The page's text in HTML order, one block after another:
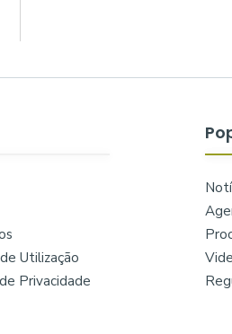
Utilização
Privacidade